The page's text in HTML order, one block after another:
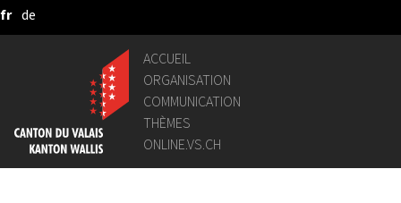
Saut au contenu principal
fr de
ACCUEIL
ORGANISATION
COMMUNICATION
THÈMES
ONLINE.VS.CH